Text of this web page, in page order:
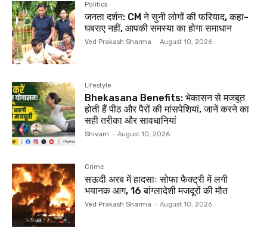
Politics
जनता दर्शन: CM ने सुनी लोगों की फरियाद, कहा-
घबराए नहीं, आपकी समस्या का होगा समाधान
Ved Prakash Sharma - August 10, 2026
Lifestyle
Bhekasana Benefits: भेकासन से मजबूत
होती हैं पीठ और पैरों की मांसपेशियां, जानें करने का
सही तरीका और सावधानियां
Shivam - August 10, 2026
Crime
सऊदी अरब में हादसाः सोफा फैक्ट्री में लगी
भयानक आग, 16 बांग्लादेशी मजदूरों की मौत
Ved Prakash Sharma - August 10, 2026